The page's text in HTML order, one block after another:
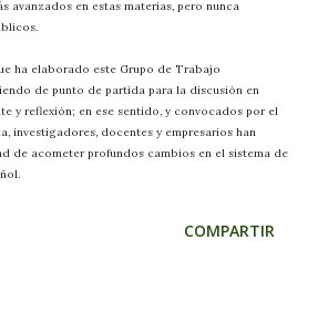
avanzados en estas materias, pero nunca
ha elaborado este Grupo de Trabajo
de punto de partida para la discusión en
y reflexión; en ese sentido, y convocados por el
investigadores, docentes y empresarios han
de acometer profundos cambios en el sistema de
COMPARTIR